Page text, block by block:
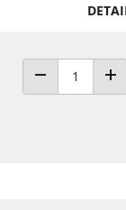
ANZAHL